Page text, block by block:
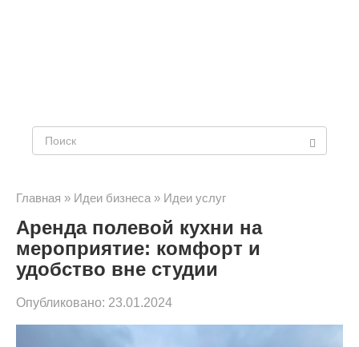
Главная » Идеи бизнеса » Идеи услуг
Аренда полевой кухни на
мероприятие: комфорт и
удобство вне студии
Опубликовано: 23.01.2024